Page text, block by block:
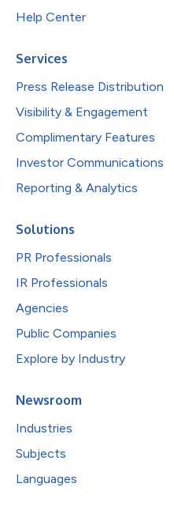
Help Center
Services
Press Release Distribution
Visibility & Engagement
Complimentary Features
Investor Communications
Reporting & Analytics
Solutions
PR Professionals
IR Professionals
Agencies
Public Companies
Explore by Industry
Newsroom
Industries
Subjects
Languages